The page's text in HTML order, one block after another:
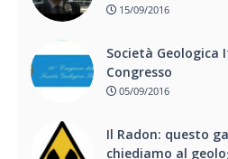
15/09/2016
Società Geologica
Congresso
05/09/2016
Il Radon: questo
chiediamo al